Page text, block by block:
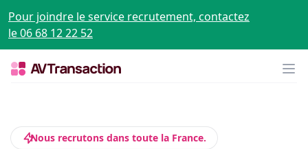
Pour joindre le service recrutement, contactez
le 06 68 12 22 52
Nous recrutons dans toute la France.